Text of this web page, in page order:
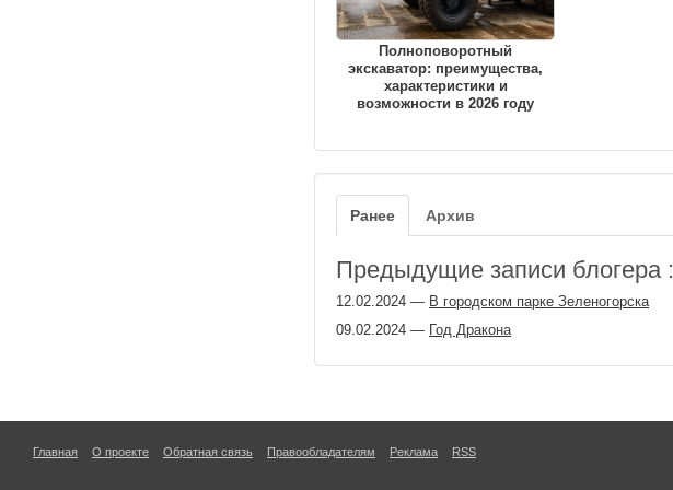
Полноповоротный
экскаватор: преимущества,
характеристики и
возможности в 2026 году
Ранее Архив
Предыдущие записи блогера :
12.02.2024 — В городском парке Зеленогорска
09.02.2024 — Год Дракона
Главная О проекте Обратная связь Правообладателям Реклама RSS